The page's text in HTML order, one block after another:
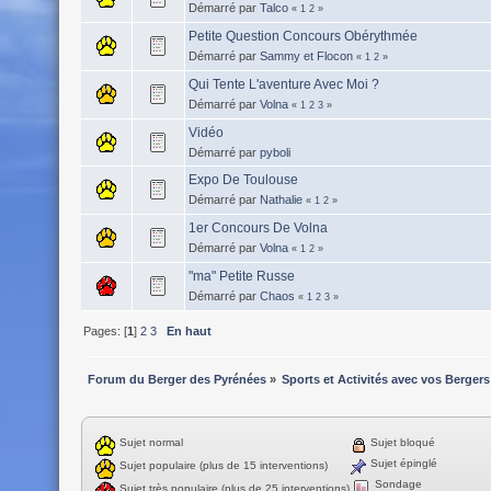
Démarré par Talco « 1 2»
Petite Question Concours Obérythmée
Démarré par Sammy et Flocon « 1 2»
Qui Tente L'aventure Avec Moi ?
Démarré par Volna « 1 2 3»
Vidéo
Démarré par pyboli
Expo De Toulouse
Démarré par Nathalie « 1 2»
1er Concours De Volna
Démarré par Volna « 1 2»
"ma" Petite Russe
Démarré par Chaos « 1 2 3»
Pages: [1] 2 3 En haut
Forum du Berger des Pyrénées» Sports et Activités avec vos Bergers
Sujet normal
Sujet populaire (plus de 15 interventions)
Sujet très populaire (plus de 25 interventions)
Sujet bloqué
Sujet épinglé
Sondage